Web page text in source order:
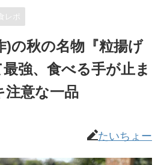
レポ
)の秋の名物『粒揚げ
強、食べる手が止ま
注意な一品
たいちょー